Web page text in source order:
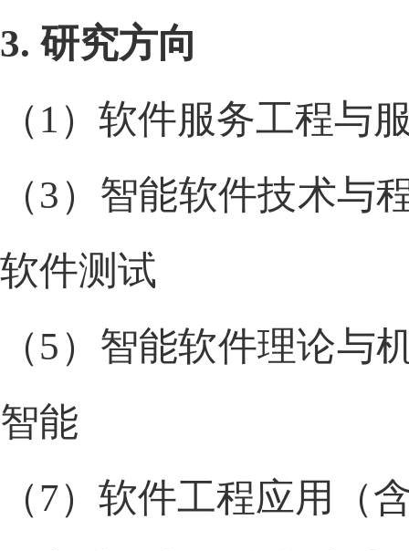
3. 研究方向
（1）软件服务工程与
（3）智能软件技术与
软件测试
（5）智能软件理论与
智能
（7）软件工程应用（